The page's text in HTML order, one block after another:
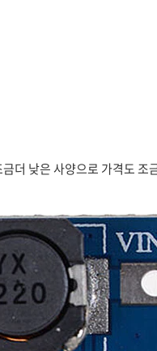
더 낮은 사양으로 가격도 조